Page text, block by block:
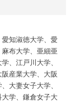
知淑徳大学、愛
布大学、亜細亜
、江戸川大学、
産業大学、大阪
大妻女子大学、
学、鎌倉女子大